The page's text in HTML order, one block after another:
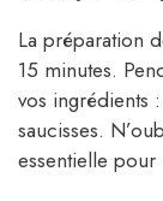
La préparation
15 minutes.
vos ingrédients
saucisses.
essentielle pour